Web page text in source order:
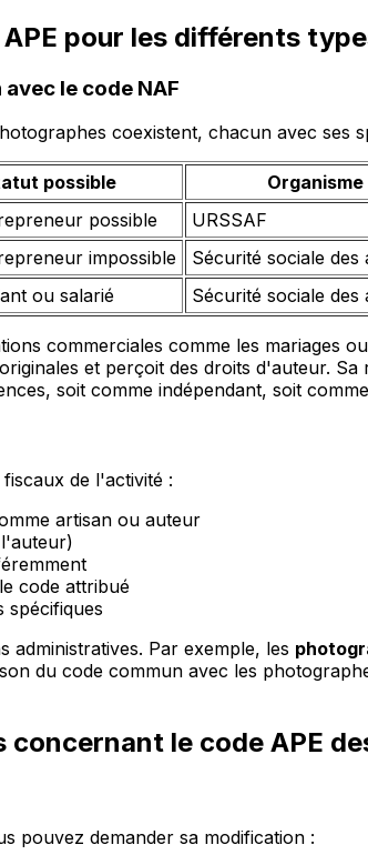
pour les différents
le code NAF
coexistent, chacun avec ses
possible
possible
URSSAF
impossible
Sécurité sociale des
ou salarié Sécurité sociale des
commerciales comme les mariages
et perçoit des droits d'auteur.
soit comme indépendant, soit
de l'activité :
artisan ou auteur
code attribué
spécifiques
Par exemple, les
du code commun avec les
le code APE
pouvez demander sa modification :